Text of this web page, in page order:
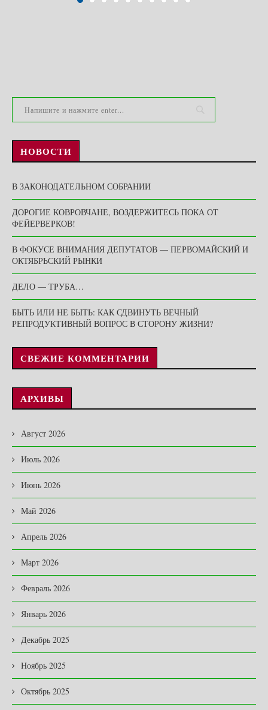
НОВОСТИ
В ЗАКОНОДАТЕЛЬНОМ СОБРАНИИ
ДОРОГИЕ КОВРОВЧАНЕ, ВОЗДЕРЖИТЕСЬ ПОКА ОТ
ФЕЙЕРВЕРКОВ!
В ФОКУСЕ ВНИМАНИЯ ДЕПУТАТОВ — ПЕРВОМАЙСКИЙ И
ОКТЯБРЬСКИЙ РЫНКИ
ДЕЛО — ТРУБА…
БЫТЬ ИЛИ НЕ БЫТЬ: КАК СДВИНУТЬ ВЕЧНЫЙ
РЕПРОДУКТИВНЫЙ ВОПРОС В СТОРОНУ ЖИЗНИ?
СВЕЖИЕ КОММЕНТАРИИ
АРХИВЫ
Август 2026
Июль 2026
Июнь 2026
Май 2026
Апрель 2026
Март 2026
Февраль 2026
Январь 2026
Декабрь 2025
Ноябрь 2025
Октябрь 2025